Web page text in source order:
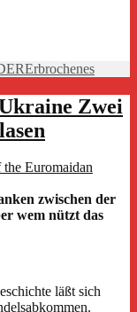
Kategorien
Erbrochenes
Zwei
zwischen der
wem nützt das
läßt sich